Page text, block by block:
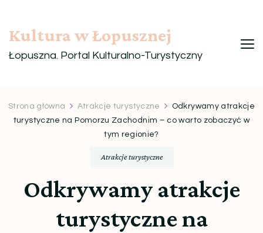
Kultura w Łopusznej
Łopuszna. Portal Kulturalno-Turystyczny
Strona główna Atrakcje turystyczne
Odkrywamy atrakcje
turystyczne na Pomorzu Zachodnim – co warto zobaczyć w
tym regionie?
Atrakcje turystyczne
Odkrywamy atrakcje
turystyczne na